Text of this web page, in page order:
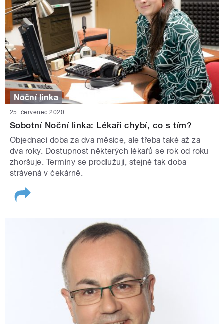
Noční linka
25. červenec 2020
Sobotní Noční linka: Lékaři chybí, co s tím?
Objednací doba za dva měsíce, ale třeba také až za
dva roky. Dostupnost některých lékařů se rok od roku
zhoršuje. Termíny se prodlužují, stejně tak doba
strávená v čekárně.